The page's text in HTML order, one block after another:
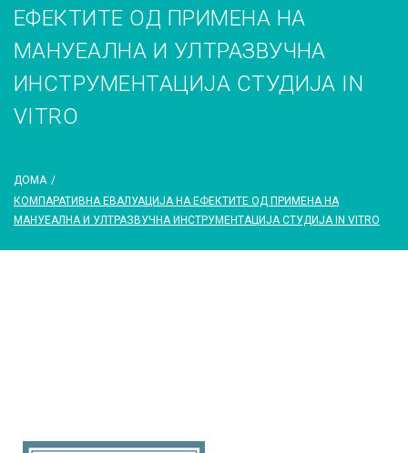
ЕФЕКТИТЕ ОД ПРИМЕНА НА
МАНУЕАЛНА И УЛТРАЗВУЧНА
ИНСТРУМЕНТАЦИЈА СТУДИЈА IN
VITRO
ДОМА /
КОМПАРАТИВНА ЕВАЛУАЦИЈА НА ЕФЕКТИТЕ ОД ПРИМЕНА НА
МАНУЕАЛНА И УЛТРАЗВУЧНА ИНСТРУМЕНТАЦИЈА СТУДИЈА IN VITRO